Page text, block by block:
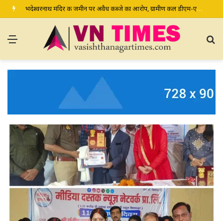
भदेश्वरनाथ मंदिर की जमीन पर अवैध कब्जे का आरोप, ग्रामीण कल डीएम-एसपी से करेंगे शिकायत
Menu